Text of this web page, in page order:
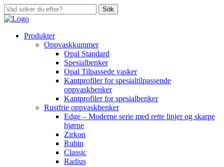
Sök
Produkter
Oppvaskkummer
Opal Standard
Spesialbenker
Opal Tilpassede vasker
Kantprofiler for spesialtilpassende
oppvaskbenker
Kantprofiler for spesialbenker
Rustfrie oppvaskbenker
Edge – Moderne serie med rette linjer og skarpe
hjørne
Zirkon
Rubin
Classic
Radius